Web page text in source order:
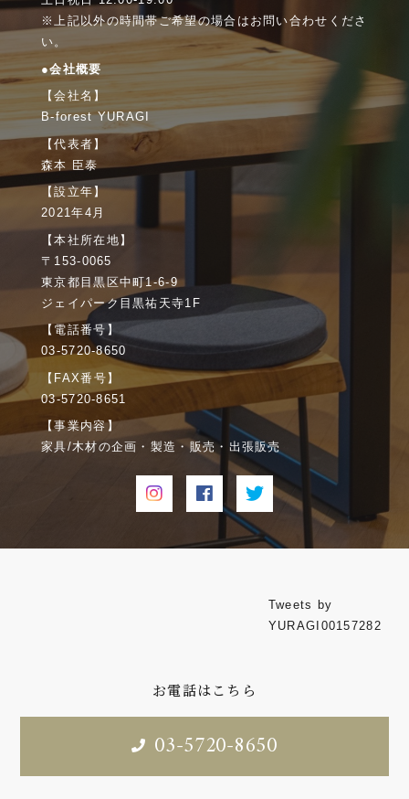
※上記以外の時間帯ご希望の場合はお問い合わせくださ
い。
●会社概要
【会社名】
B-forest YURAGI
【代表者】
森本 臣泰
【設立年】
2021年4月
【本社所在地】
〒153-0065
東京都目黒区中町1-6-9
ジェイパーク目黒祐天寺1F
【電話番号】
03-5720-8650
【FAX番号】
03-5720-8651
【事業内容】
家具/木材の企画・製造・販売・出張販売
Tweets by
YURAGI00157282
お電話はこちら
03-5720-8650